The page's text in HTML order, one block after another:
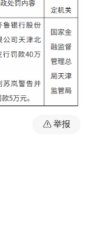
举报